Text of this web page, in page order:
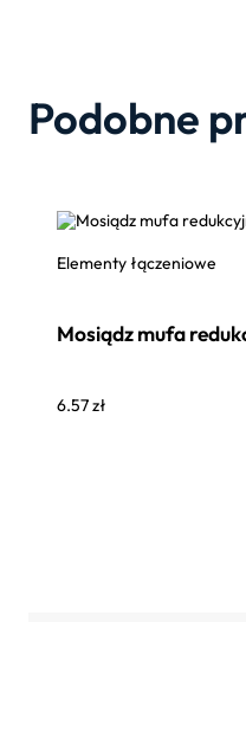
Podobne
Elementy łączeniowe
Mosiądz mufa
6.57zł